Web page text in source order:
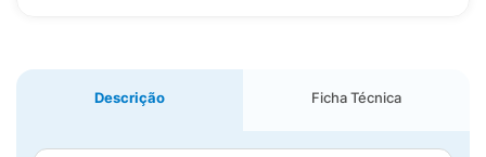
Descrição Ficha Técnica